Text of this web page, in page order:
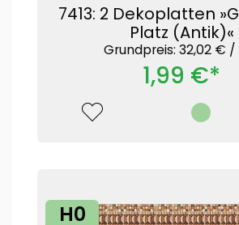
7413: 2 Dekoplatten
Platz (Antik)«
Grundpreis: 32,02 € /
1,99 €*
H0